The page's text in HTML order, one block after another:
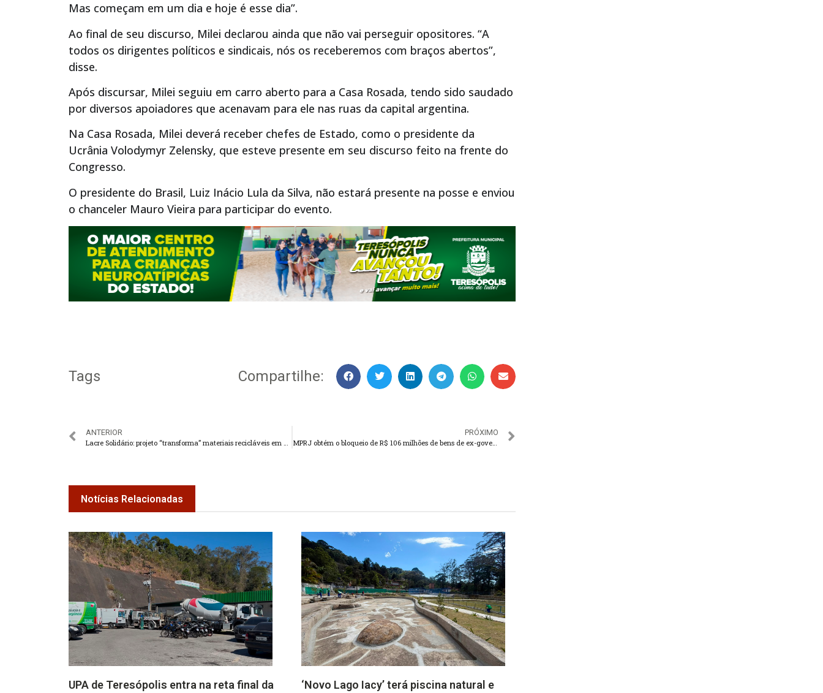
Mas começam em um dia e hoje é esse dia”.
Ao final de seu discurso, Milei declarou ainda que não vai perseguir opositores. “A
todos os dirigentes políticos e sindicais, nós os receberemos com braços abertos”,
disse.
Após discursar, Milei seguiu em carro aberto para a Casa Rosada, tendo sido saudado
por diversos apoiadores que acenavam para ele nas ruas da capital argentina.
Na Casa Rosada, Milei deverá receber chefes de Estado, como o presidente da
Ucrânia Volodymyr Zelensky, que esteve presente em seu discurso feito na frente do
Congresso.
O presidente do Brasil, Luiz Inácio Lula da Silva, não estará presente na posse e enviou
o chanceler Mauro Vieira para participar do evento.
Tags Compartilhe:
ANTERIOR
PRÓXIMO
Notícias Relacionadas
UPA de Teresópolis entra na reta final da
‘Novo Lago Iacy’ terá piscina natural e